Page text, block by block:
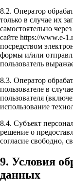
8.2. Оператор
только в случае их
самостоятельно
сайте https://www.e-
посредством
формы и/или
пользователь
8.3. Оператор
пользователе в
пользователя
использование
8.4. Субъект
решение о
согласие свободно,
9. Условия
данных